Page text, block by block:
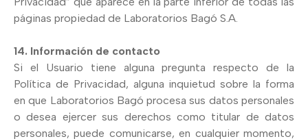
páginas propiedad de Laboratorios Bagó S.A.
14. Información de contacto
Si el Usuario tiene alguna pregunta respecto de la
Política de Privacidad, alguna inquietud sobre la forma
en que Laboratorios Bagó procesa sus datos personales
o desea ejercer sus derechos como titular de datos
personales, puede comunicarse, en cualquier momento,